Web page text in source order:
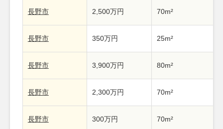
長野市 2,500万円 70m²
長野市 350万円 25m²
長野市 3,900万円 80m²
長野市 2,300万円 70m²
長野市 300万円 70m²